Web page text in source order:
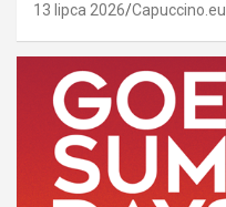
13 lipca 2026 Capuccino.eu